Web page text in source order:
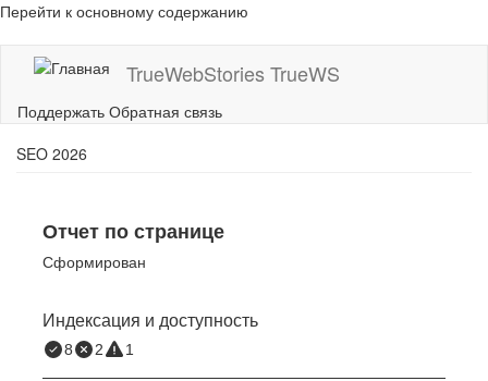
Перейти к основному содержанию
TrueWebStories TrueWS
Поддержать Обратная связь
SEO 2026
Отчет по странице
Сформирован
Индексация и доступность
8 2 1